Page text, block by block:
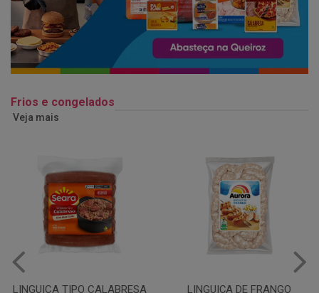
Frios e congelados
Veja mais
LINGUIÇA DE FRANGO QUEIJO MUSSARELA